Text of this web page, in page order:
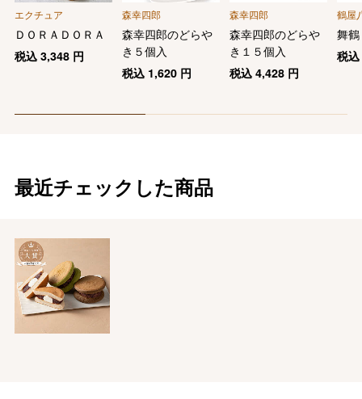
エクチュア
ＤＯＲＡＤＯＲＡ
税込 3,348円
森幸四郎
森幸四郎のどらや
き５個入
税込 1,620 円
森幸四郎
森幸四郎のどらや
き１５個入
税込4,428 円
鶴屋
舞
税
最近チェックした商品